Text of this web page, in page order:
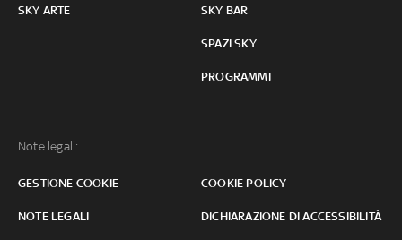
SKY ARTE SKY BAR
SPAZI SKY
PROGRAMMI
Note legali:
GESTIONE COOKIE COOKIE POLICY
NOTE LEGALI DICHIARAZIONE DI ACCESSIBILITÀ